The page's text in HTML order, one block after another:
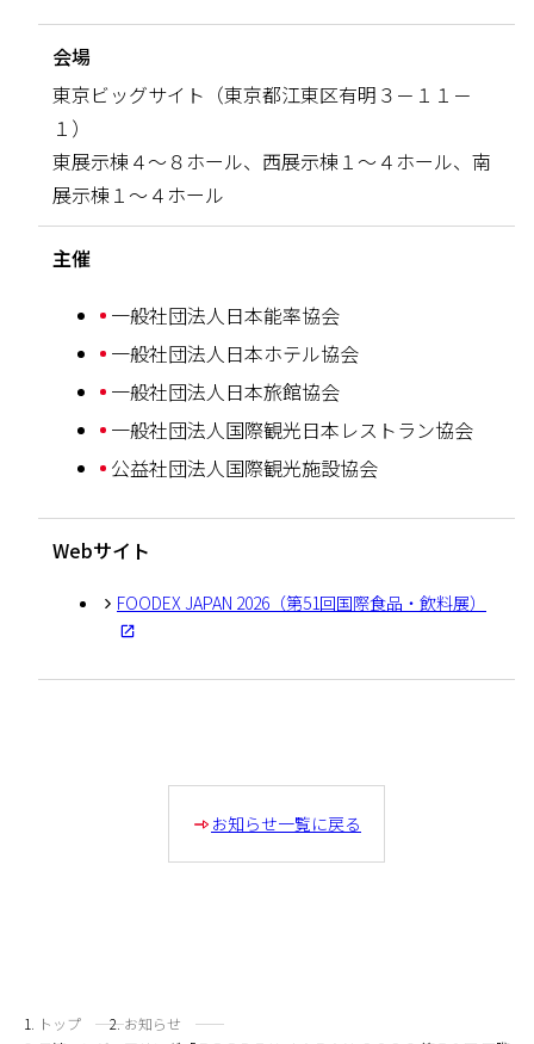
会場
東京ビッグサイト（東京都江東区有明３－１１－
１）
東展示棟４～８ホール、西展示棟１～４ホール、南
展示棟１～４ホール
主催
一般社団法人日本能率協会
一般社団法人日本ホテル協会
一般社団法人日本旅館協会
一般社団法人国際観光日本レストラン協会
公益社団法人国際観光施設協会
Webサイト
FOODEX JAPAN 2026（第51回国際食品・飲料展）
お知らせ一覧に戻る
トップ
お知らせ